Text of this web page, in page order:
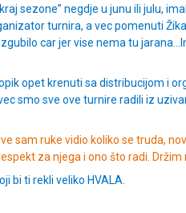
sezone” negdje u junu ili julu,
turnira, a vec pomenuti
car jer vise nema tu
opet krenuti sa distribucijom i
smo sve ove turnire radili iz
sam ruke vidio koliko se truda,
za njega i ono što radi.
bi ti rekli veliko HVALA.